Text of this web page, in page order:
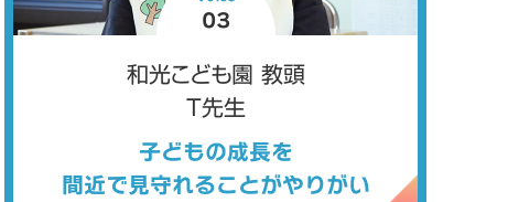
03
和光こども園 教頭
T先生
子どもの成長を
間近で見守れることがやりがい